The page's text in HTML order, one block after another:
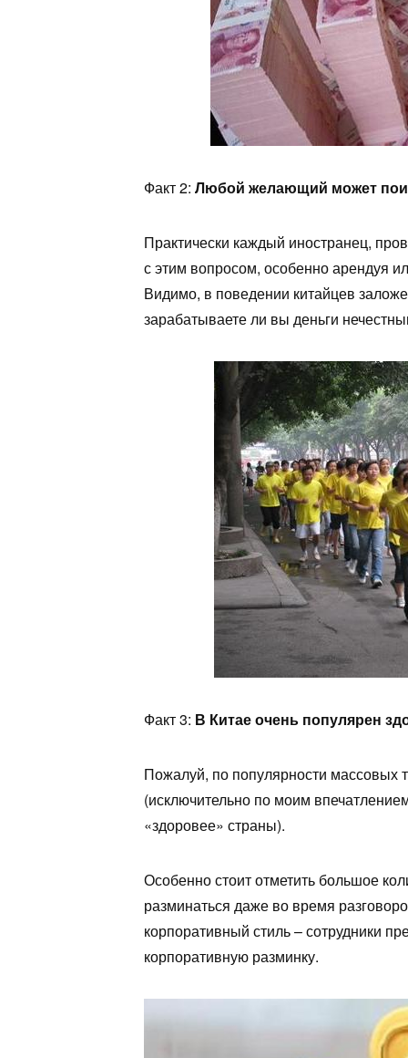
Факт 2: Любой желающий может
Практически каждый иностранец,
с этим вопросом, особенно арендуя
Видимо, в поведении китайцев
зарабатываете ли вы деньги
Факт 3: В Китае очень популярен
Пожалуй, по популярности массовых
(исключительно по моим
«здоровее» страны).
Особенно стоит отметить большое
разминаться даже во время
корпоративный стиль – сотрудники
корпоративную разминку.